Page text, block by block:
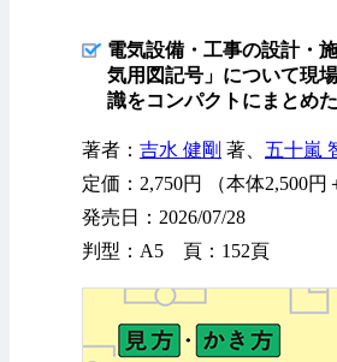
電気設備・工事の設計・
気用図記号」について現
識をコンパクトにまとめた
著者： 吉水 健剛 著、 五十嵐
定価：2,750円 （本体2,500円
発売日：2026/07/28
判型：A5 頁：152頁